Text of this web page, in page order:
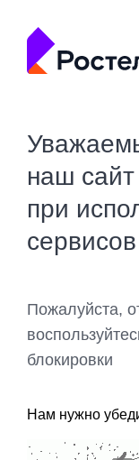
наш сайт
при
сервисов
Пожалуйста,
блокировки
Нам нужно